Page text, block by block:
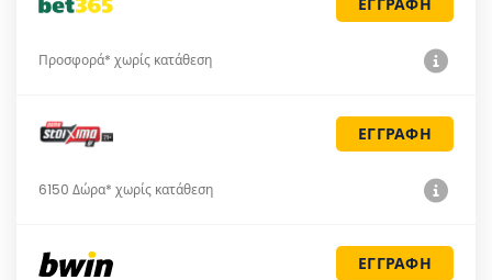
Προσφορά* χωρίς κατάθεση
ΕΓΓΡΑΦΗ
6150 Δώρα* χωρίς κατάθεση
ΕΓΓΡΑΦΗ